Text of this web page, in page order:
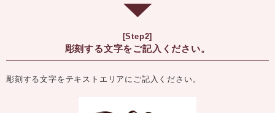
[Step2]
彫刻する文字をご記入ください。
彫刻する文字をテキストエリアにご記入ください。